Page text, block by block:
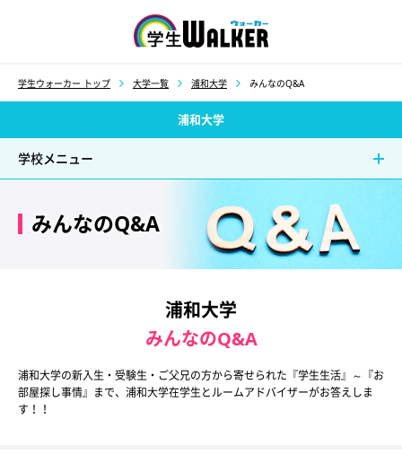
学生ウォーカー トップ 大学一覧 浦和大学 みんなのQ&A
浦和大学
学校メニュー
みんなのQ&A
浦和大学
みんなのQ&A
浦和大学の新入生・受験生・ご父兄の方から寄せられた『学生生活』～『お
部屋探し事情』まで、浦和大学在学生とルームアドバイザーがお答えしま
す！！